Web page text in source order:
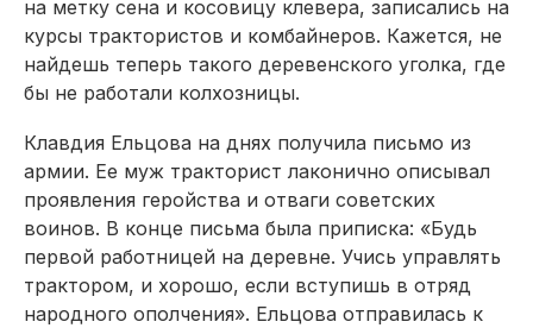
на метку сена и косовицу клевера, записались на
курсы трактористов и комбайнеров. Кажется, не
найдешь теперь такого деревенского уголка, где
бы не работали колхозницы.
Клавдия Ельцова на днях получила письмо из
армии. Ее муж тракторист лаконично описывал
проявления геройства и отваги советских
воинов. В конце письма была приписка: «Будь
первой работницей на деревне. Учись управлять
трактором, и хорошо, если вступишь в отряд
народного ополчения». Ельцова отправилась к